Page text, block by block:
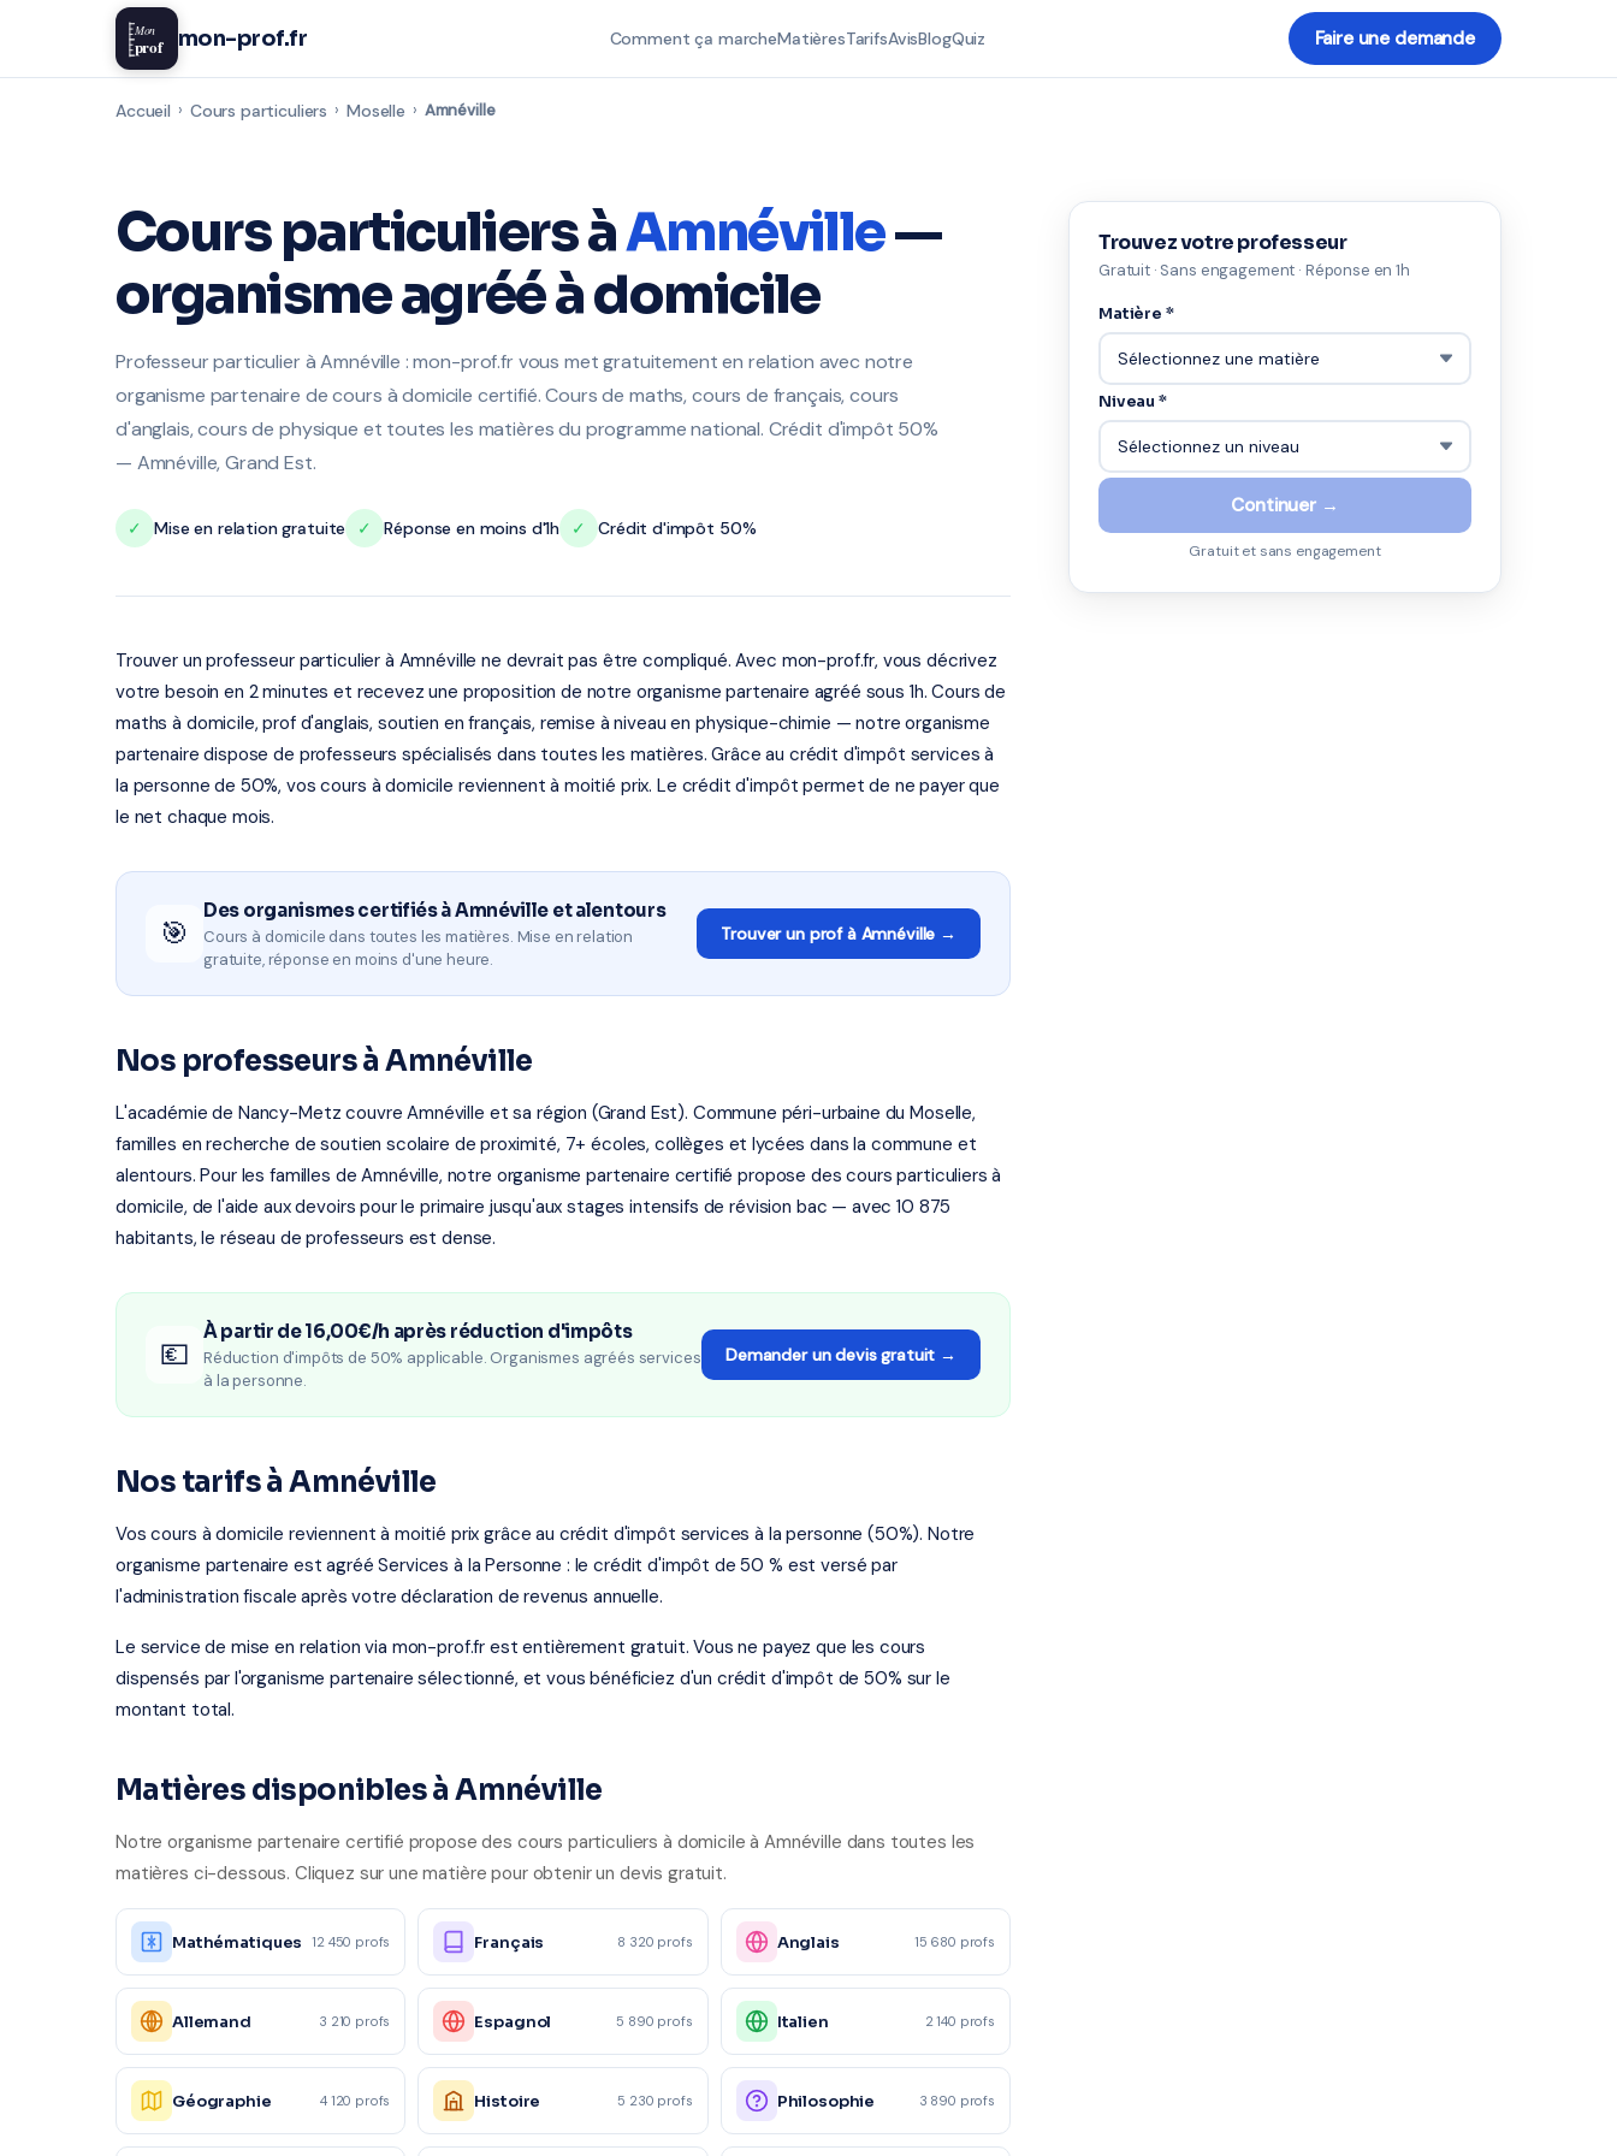
Mon
prof mon-prof.fr Comment ça marcheMatièresTarifsAvisBlogQuiz Faire une demande
Accueil › Cours particuliers › Moselle › Amnéville
Cours particuliers àAmnéville—
organisme agréé à domicile
Professeur particulier à Amnéville : mon-prof.fr vous met gratuitement en relation avec notre
organisme partenaire de cours à domicile certifié. Cours de maths, cours de français, cours
d'anglais, cours de physique et toutes les matières du programme national. Crédit d'impôt 50%
— Amnéville, Grand Est.
✓ Mise en relation gratuite ✓ Réponse en moins d'1h ✓ Crédit d'impôt 50%
Trouver un professeur particulier à Amnéville ne devrait pas être compliqué. Avec mon-prof.fr, vous décrivez
votre besoin en 2 minutes et recevez une proposition de notre organisme partenaire agréé sous 1h. Cours de
maths à domicile, prof d'anglais, soutien en français, remise à niveau en physique-chimie — notre organisme
partenaire dispose de professeurs spécialisés dans toutes les matières. Grâce au crédit d'impôt services à
la personne de 50%, vos cours à domicile reviennent à moitié prix. Le crédit d'impôt permet de ne payer que
le net chaque mois.
🎯
Des organismes certifiés à Amnéville et alentours
Cours à domicile dans toutes les matières. Mise en relation
gratuite, réponse en moins d'une heure.
Trouver un prof à Amnéville →
Nos professeurs à Amnéville
L'académie de Nancy-Metz couvre Amnéville et sa région (Grand Est). Commune péri-urbaine du Moselle,
familles en recherche de soutien scolaire de proximité, 7+ écoles, collèges et lycées dans la commune et
alentours. Pour les familles de Amnéville, notre organisme partenaire certifié propose des cours particuliers à
domicile, de l'aide aux devoirs pour le primaire jusqu'aux stages intensifs de révision bac — avec 10 875
habitants, le réseau de professeurs est dense.
💶
À partir de 16,00€/h après réduction d'impôts
Réduction d'impôts de 50% applicable. Organismes agréés services
à la personne.
Demander un devis gratuit →
Nos tarifs à Amnéville
Vos cours à domicile reviennent à moitié prix grâce au crédit d'impôt services à la personne (50%). Notre
organisme partenaire est agréé Services à la Personne : le crédit d'impôt de 50 % est versé par
l'administration fiscale après votre déclaration de revenus annuelle.
Le service de mise en relation via mon-prof.fr est entièrement gratuit. Vous ne payez que les cours
dispensés par l'organisme partenaire sélectionné, et vous bénéficiez d'un crédit d'impôt de 50% sur le
montant total.
Matières disponibles à Amnéville
Notre organisme partenaire certifié propose des cours particuliers à domicile à Amnéville dans toutes les
matières ci-dessous. Cliquez sur une matière pour obtenir un devis gratuit.
Mathématiques 12 450 profs Français 8 320 profs Anglais 15 680 profs
Allemand 3 210 profs Espagnol 5 890 profs Italien 2 140 profs
Géographie 4 120 profs Histoire 5 230 profs Philosophie 3 890 profs
Trouvez votre professeur
Gratuit · Sans engagement · Réponse en 1h
Matière *
Niveau *
Continuer →
Gratuit et sans engagement